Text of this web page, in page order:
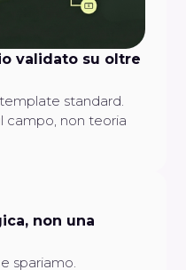
validato su oltre
standard.
campo, non teoria
non una
spariamo.